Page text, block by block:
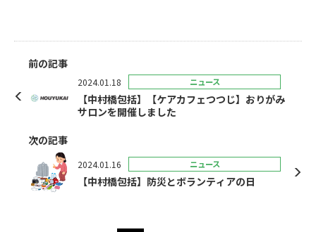
前の記事
2024.01.18 ニュース
【中村橋包括】【ケアカフェつつじ】おりがみ
サロンを開催しました
次の記事
2024.01.16 ニュース
【中村橋包括】防災とボランティアの日